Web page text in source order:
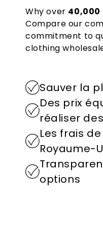
Why over 40,000
Compare our
commitment to
clothing
Sauver la
Des prix
réaliser
Les frais
Royaume-
options